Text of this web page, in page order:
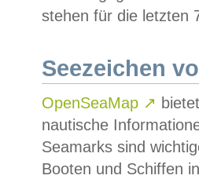
stehen für die letzten
Seezeichen
OpenSeaMap ↗
nautische
Seamarks sind
Booten und Schiffen